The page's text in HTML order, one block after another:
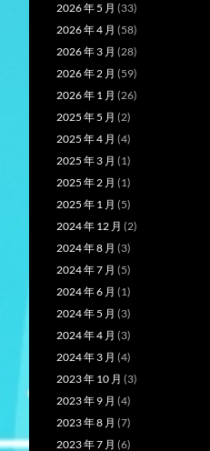
2026 年 5 月 (33)
2026 年 4 月 (58)
2026 年 3 月 (28)
2026 年 2 月 (59)
2026 年 1 月 (26)
2025 年 5 月 (2)
2025 年 4 月 (4)
2025 年 3 月 (1)
2025 年 2 月 (1)
2025 年 1 月 (5)
2024 年 12 月 (2)
2024 年 8 月 (3)
2024 年 7 月 (5)
2024 年 6 月 (1)
2024 年 5 月 (3)
2024 年 4 月 (3)
2024 年 3 月 (4)
2023 年 10 月 (3)
2023 年 9 月 (4)
2023 年 8 月 (7)
2023 年 7 月 (6)